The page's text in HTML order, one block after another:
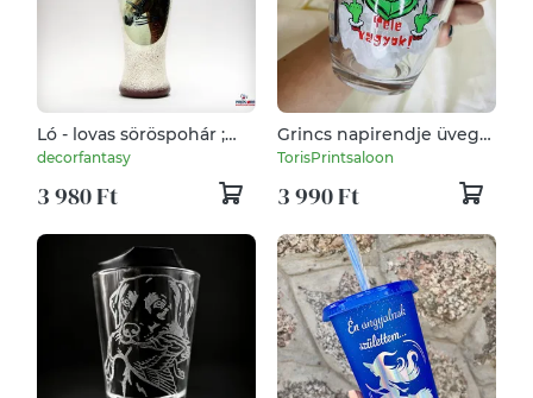
Ló - lovas söröspohár ;
Lovak kedvelőinek
decorfantasy
3 980 Ft
Grincs napirendje üveg
bögre
TorisPrintsaloon
3 990 Ft